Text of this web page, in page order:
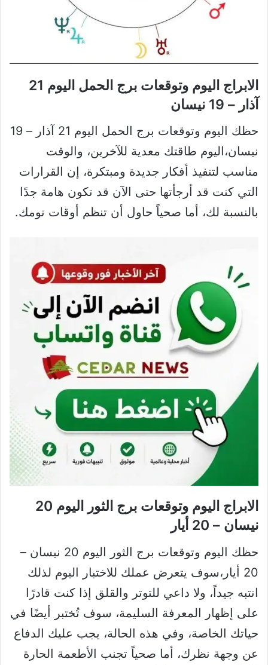
الابراج اليوم وتوقعات برج الحمل اليوم 21
آذار – 19 نيسان
حظك اليوم وتوقعات برج الحمل اليوم 21 آذار – 19
نيسان،اليوم طاقتك معدية للآخرين، والوقت
مناسب لتنفيذ أفكار جديدة ومبتكرة، إن القرارات
التي كنت قد أرجأتها حتى الآن قد تكون هامة جدًا
بالنسبة لك، أما صحياً حاول أن تنظم أوقات نومك.
الابراج اليوم وتوقعات برج الثور اليوم 20
نيسان – 20 أيار
حظك اليوم وتوقعات برج الثور اليوم 20 نيسان –
20 أيار،سوف يتعرض عملك للاختبار اليوم لذلك
انتبه جيداً، ولا داعي للتوتر والقلق إذا كنت قادرًا
على إظهار المعرفة السليمة، سوف تُختبر أيضًا في
حياتك الخاصة، وفي هذه الحالة، يجب عليك الدفاع
عن وجهة نظرك، أما صحياً تجنب الأطعمة الحارة